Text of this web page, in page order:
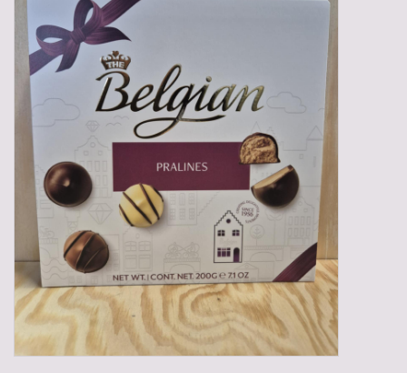
Dankkaartjes
Gadgets
Glazen
Lege kratten
Manden/Kratten